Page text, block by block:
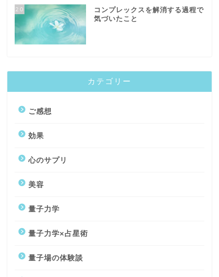
20
コンプレックスを解消する過程で
気づいたこと
カテゴリー
ご感想
効果
心のサプリ
美容
量子力学
量子力学×占星術
量子場の体験談